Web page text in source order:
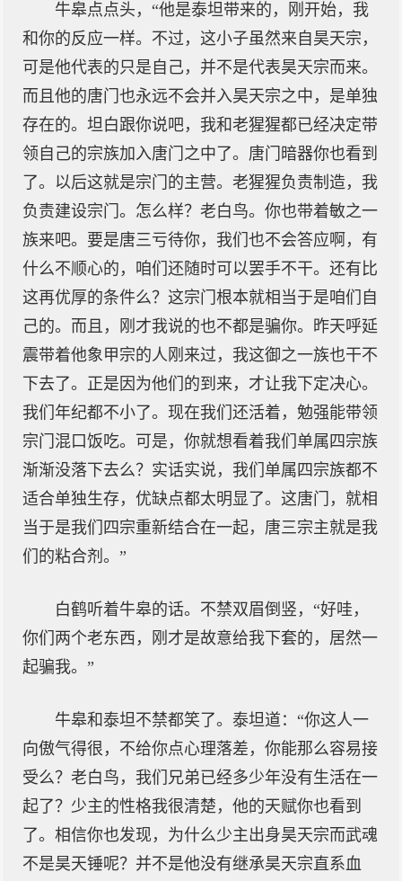
牛皋点点头，“他是泰坦带来的，刚开始，我
和你的反应一样。不过，这小子虽然来自昊天宗，
可是他代表的只是自己，并不是代表昊天宗而来。
而且他的唐门也永远不会并入昊天宗之中，是单独
存在的。坦白跟你说吧，我和老猩猩都已经决定带
领自己的宗族加入唐门之中了。唐门暗器你也看到
了。以后这就是宗门的主营。老猩猩负责制造，我
负责建设宗门。怎么样？老白鸟。你也带着敏之一
族来吧。要是唐三亏待你，我们也不会答应啊，有
什么不顺心的，咱们还随时可以罢手不干。还有比
这再优厚的条件么？这宗门根本就相当于是咱们自
己的。而且，刚才我说的也不都是骗你。昨天呼延
震带着他象甲宗的人刚来过，我这御之一族也干不
下去了。正是因为他们的到来，才让我下定决心。
我们年纪都不小了。现在我们还活着，勉强能带领
宗门混口饭吃。可是，你就想看着我们单属四宗族
渐渐没落下去么？实话实说，我们单属四宗族都不
适合单独生存，优缺点都太明显了。这唐门，就相
当于是我们四宗重新结合在一起，唐三宗主就是我
们的粘合剂。”
白鹤听着牛皋的话。不禁双眉倒竖，“好哇，
你们两个老东西，刚才是故意给我下套的，居然一
起骗我。”
牛皋和泰坦不禁都笑了。泰坦道：“你这人一
向傲气得很，不给你点心理落差，你能那么容易接
受么？老白鸟，我们兄弟已经多少年没有生活在一
起了？少主的性格我很清楚，他的天赋你也看到
了。相信你也发现，为什么少主出身昊天宗而武魂
不是昊天锤呢？并不是他没有继承昊天宗直系血